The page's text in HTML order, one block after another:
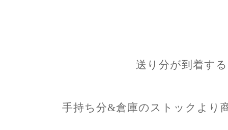
送り分が到着す
手持ち分&倉庫のストックより